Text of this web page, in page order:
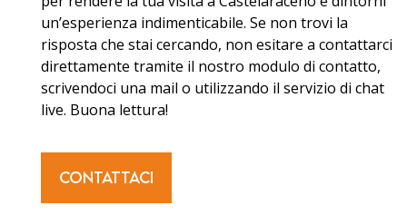
un’esperienza indimenticabile. Se non trovi la
risposta che stai cercando, non esitare a contattarci
direttamente tramite il nostro modulo di contatto,
scrivendoci una mail o utilizzando il servizio di chat
live. Buona lettura!
CONTATTACI